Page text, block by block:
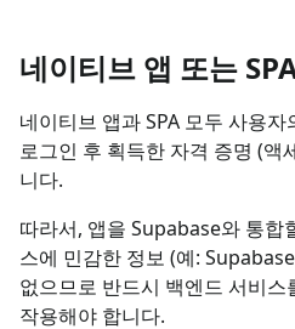
네이티브 앱 또는
네이티브 앱과 SPA 모두 사용
로그인 후 획득한 자격 증명 (액
니다.
따라서, 앱을 Supabase와 통합
스에 민감한 정보 (예:
없으므로 반드시 백엔드 서비
작용해야 합니다.